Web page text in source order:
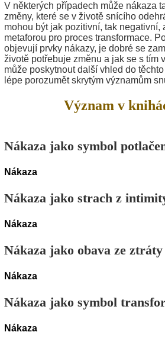
V některých případech může nákaza
změny, které se v životě snícího
mohou být jak pozitivní, tak negativní,
metaforou pro proces transformace.
objevují prvky nákazy, je dobré se
životě potřebuje změnu a jak se s tím
může poskytnout další vhled do
lépe porozumět skrytým významům
Význam v
Nákaza jako symbol
Nákaza
Nákaza jako strach z
Nákaza
Nákaza jako obava ze
Nákaza
Nákaza jako symbol
Nákaza